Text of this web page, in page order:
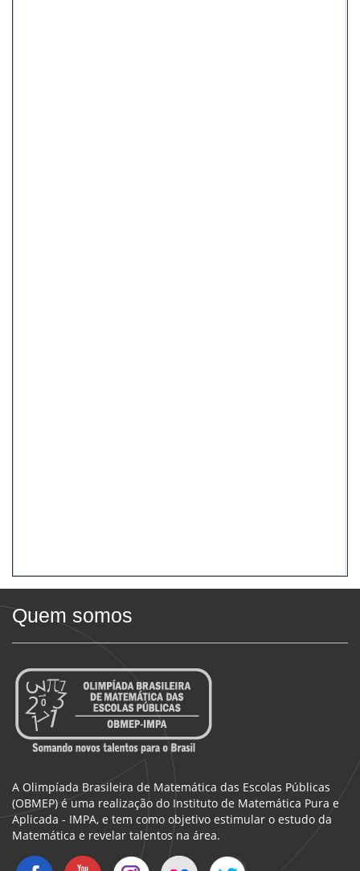
Quem somos
A Olimpíada Brasileira de Matemática das Escolas Públicas
(OBMEP) é uma realização do Instituto de Matemática Pura e
Aplicada - IMPA, e tem como objetivo estimular o estudo da
Matemática e revelar talentos na área.